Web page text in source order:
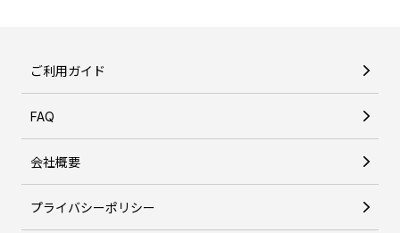
ご利用ガイド
FAQ
会社概要
プライバシーポリシー